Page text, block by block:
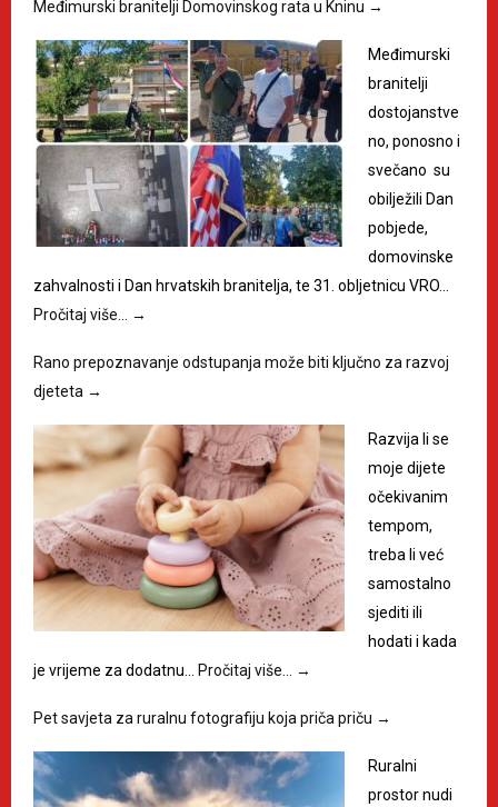
Međimurski branitelji Domovinskog rata u Kninu →
Međimurski
branitelji
dostojanstve
no, ponosno i
svečano su
obilježili Dan
pobjede,
domovinske
zahvalnosti i Dan hrvatskih branitelja, te 31. obljetnicu VRO…
Pročitaj više…
→
Rano prepoznavanje odstupanja može biti ključno za razvoj
djeteta →
Razvija li se
moje dijete
očekivanim
tempom,
treba li već
samostalno
sjediti ili
hodati i kada
je vrijeme za dodatnu…
Pročitaj više… →
Pet savjeta za ruralnu fotografiju koja priča priču →
Ruralni
prostor nudi